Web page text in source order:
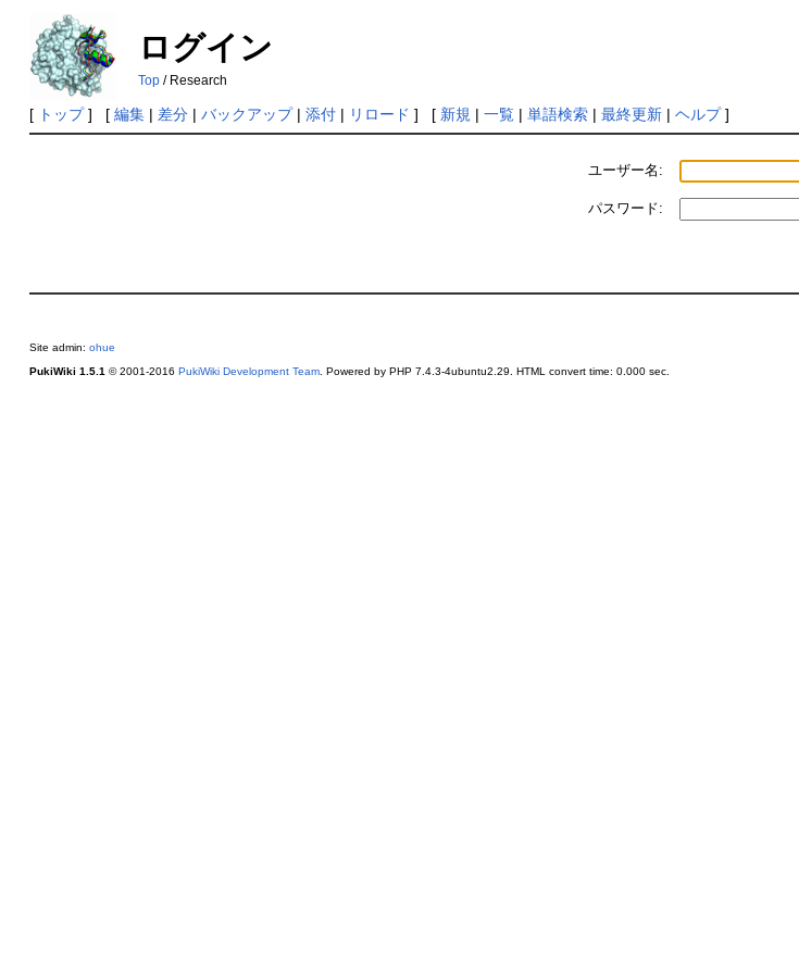
ログイン
Top/ Research
[ トップ] [ 編集| 差分| バックアップ| 添付| リロード ] [ 新規 | 一覧| 単語検索| 最終更新| ヘルプ]
ユーザー名:
パスワード:
Site admin: ohue
PukiWiki 1.5.1 © 2001-2016 PukiWiki Development Team. Powered by PHP 7.4.3-4ubuntu2.29. HTML convert time: 0.000 sec.